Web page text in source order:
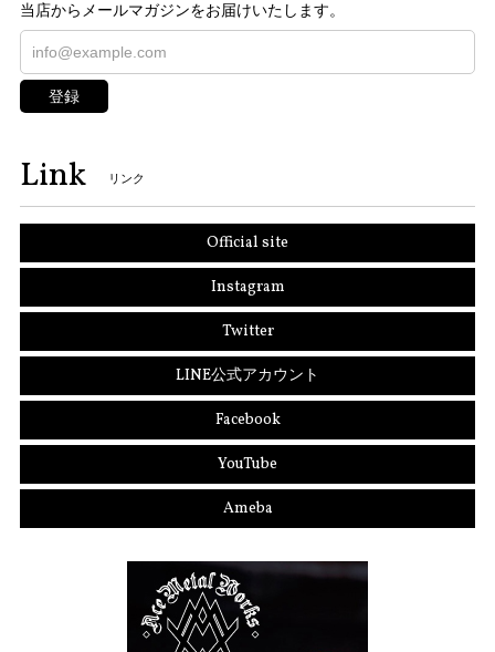
当店からメールマガジンをお届けいたします。
登録
Link リンク
Official site
Instagram
Twitter
LINE公式アカウント
Facebook
YouTube
Ameba